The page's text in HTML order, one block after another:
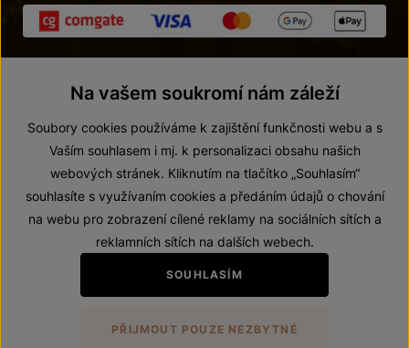
© 2026 ZNOVÍN ZNOJMO, a. s.
Prohlášení o přístupnosti
Zákaz prodeje alkoholických nápojů osobám mladším 18 let.
VytvořilwebProgress
Na vašem soukromí nám záleží
Soubory cookies používáme k zajištění funkčnosti webu a s
Vaším souhlasem i mj. k personalizaci obsahu našich
webových stránek. Kliknutím na tlačítko „Souhlasím“
souhlasíte s využívaním cookies a předáním údajů o chování
na webu pro zobrazení cílené reklamy na sociálních sítích a
reklamních sítích na dalších webech.
SOUHLASÍM
PŘIJMOUT POUZE NEZBYTNÉ